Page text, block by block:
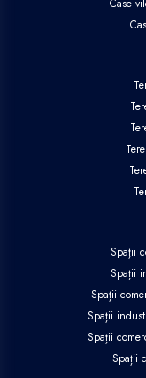
Case
Spații
Spații
Spații
Spații
Spații
Spații